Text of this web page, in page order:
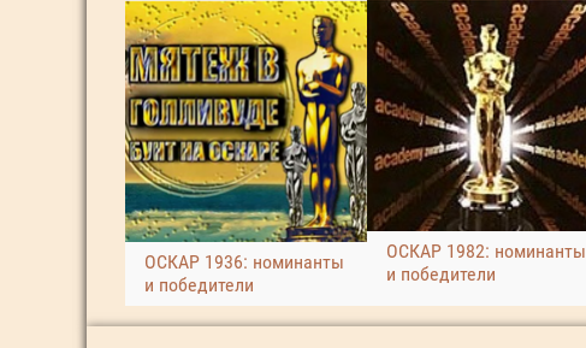
ОСКАР 1936: номинанты
и победители
ОСКАР 1982: номинанты
и победители